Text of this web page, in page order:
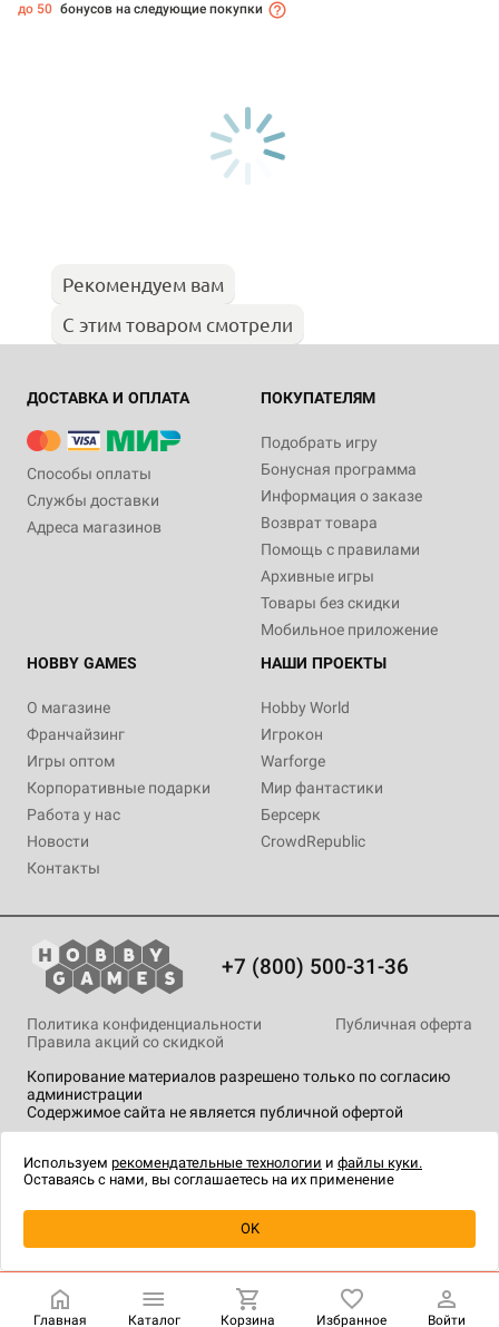
Уведомить о наличии
до 50 бонусов на следующие покупки
Рекомендуем вам
С этим товаром смотрели
ДОСТАВКА И ОПЛАТА
Способы оплаты
Службы доставки
Адреса магазинов
ПОКУПАТЕЛЯМ
Подобрать игру
Бонусная программа
Информация о заказе
Возврат товара
Помощь с правилами
Архивные игры
Товары без скидки
Мобильное приложение
HOBBY GAMES
О магазине
Франчайзинг
Игры оптом
Корпоративные подарки
Работа у нас
Новости
Контакты
НАШИ ПРОЕКТЫ
Hobby World
Игрокон
Warforge
Мир фантастики
Берсерк
CrowdRepublic
+7 (800) 500-31-36
Копирование материалов разрешено только по согласию
администрации
Содержимое сайта не является публичной офертой
Политика конфиденциальности
Публичная оферта
Правила акций со скидкой
технологии.
Главная Каталог Корзина Избранное Войти
Используем рекомендательные технологии и файлы куки.
Оставаясь с нами, вы соглашаетесь на их применение
OK